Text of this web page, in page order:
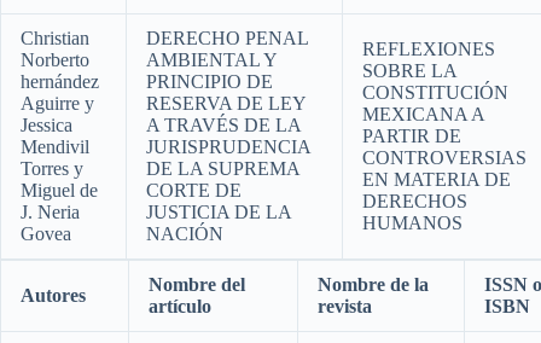
Christian
Norberto
hernández
Aguirre y
Jessica
Mendivil
Torres y
Miguel de
J. Neria
Govea
DERECHO PENAL
AMBIENTAL Y
PRINCIPIO DE
RESERVA DE LEY
A TRAVÉS DE LA
JURISPRUDENCIA
DE LA SUPREMA
CORTE DE
JUSTICIA DE LA
NACIÓN
REFLEXIONES
SOBRE LA
CONSTITUCIÓN
MEXICANA A
PARTIR DE
CONTROVERSIAS
EN MATERIA DE
DERECHOS
HUMANOS
Autores
Nombre del
artículo
Nombre de la
revista
ISSN o
ISBN